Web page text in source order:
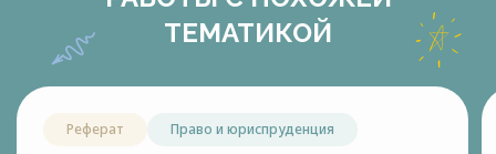
ТЕМАТИКОЙ
Реферат Право и юриспруденция